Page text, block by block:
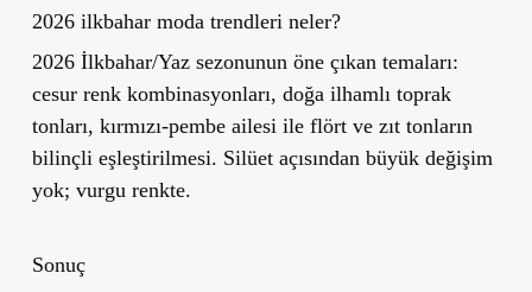
2026 ilkbahar moda trendleri neler?
2026 İlkbahar/Yaz sezonunun öne çıkan temaları:
cesur renk kombinasyonları, doğa ilhamlı toprak
tonları, kırmızı-pembe ailesi ile flört ve zıt tonların
bilinçli eşleştirilmesi. Silüet açısından büyük değişim
yok; vurgu renkte.
Sonuç